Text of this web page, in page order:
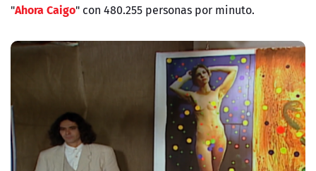
"Ahora Caigo" con 480.255 personas por minuto.